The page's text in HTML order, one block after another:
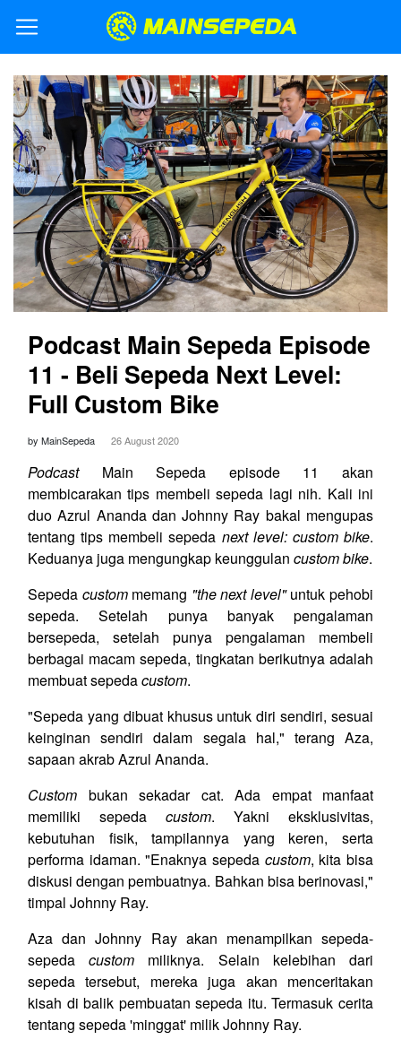
Podcast Main Sepeda Episode
11 - Beli Sepeda Next Level:
Full Custom Bike
by MainSepeda 26 August 2020
PodcastMain Sepeda episode 11 akan
membicarakan tips membeli sepeda lagi nih. Kali ini
duo Azrul Ananda dan Johnny Ray bakal mengupas
tentang tips membeli sepeda next level: custom bike.
Keduanya juga mengungkap keunggulan custom bike.
Sepeda custommemang "the next level"untuk pehobi
sepeda. Setelah punya banyak pengalaman
bersepeda, setelah punya pengalaman membeli
berbagai macam sepeda, tingkatan berikutnya adalah
membuat sepedacustom.
"Sepeda yang dibuat khusus untuk diri sendiri, sesuai
keinginan sendiri dalam segala hal," terang Aza,
sapaan akrab Azrul Ananda.
Custom bukan sekadar cat. Ada empat manfaat
memiliki sepeda custom. Yakni eksklusivitas,
kebutuhan fisik, tampilannya yang keren, serta
performa idaman. "Enaknya sepeda custom, kita bisa
diskusi dengan pembuatnya. Bahkan bisa berinovasi,"
timpal Johnny Ray.
Aza dan Johnny Ray akan menampilkan sepeda-
sepedacustom miliknya. Selain kelebihan dari
sepeda tersebut, mereka juga akan menceritakan
kisah di balik pembuatan sepeda itu. Termasuk cerita
tentang sepeda 'minggat' milik Johnny Ray.